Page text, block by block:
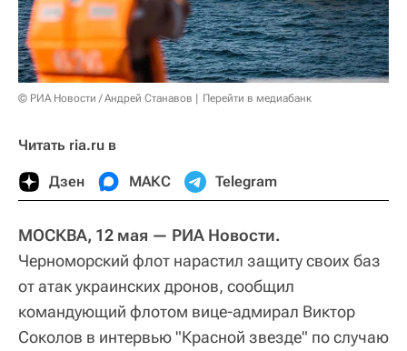
© РИА Новости / Андрей Станавов Перейти в медиабанк
Читать ria.ru в
Дзен МАКС Telegram
МОСКВА, 12 мая — РИА Новости.
Черноморский флот нарастил защиту своих баз
от атак украинских дронов, сообщил
командующий флотом вице-адмирал Виктор
Соколов в интервью "Красной звезде" по случаю